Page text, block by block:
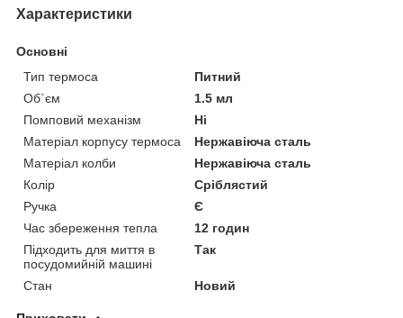
Характеристики
Основні
Тип термоса
Питний
Об`єм
1.5 мл
Помповий механізм
Ні
Матеріал корпусу термоса
Нержавіюча сталь
Матеріал колби
Нержавіюча сталь
Колір
Сріблястий
Ручка
Є
Час збереження тепла
12 годин
Підходить для миття в
посудомийній машині
Так
Стан Новий